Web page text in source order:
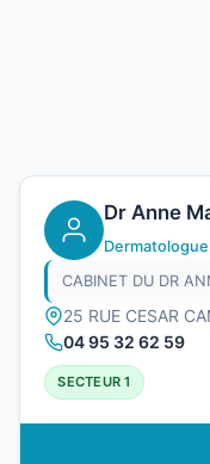
Dr Anne
Dermatologue
CABINET DU DR
25 RUE CESAR
04 95 32 62 59
SECTEUR 1